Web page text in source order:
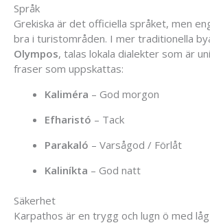
Språk
Grekiska är det officiella språket, men
bra i turistområden. I mer traditionella
Olympos, talas lokala dialekter som är
fraser som uppskattas:
Kaliméra – God morgon
Efharistó – Tack
Parakaló – Varsågod / Förlåt
Kaliníkta – God natt
Säkerhet
Karpathos är en trygg och lugn ö med